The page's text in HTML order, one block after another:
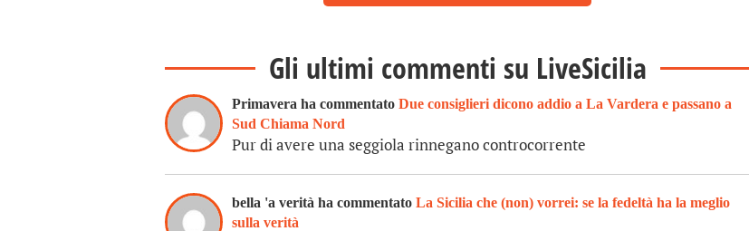
Gli ultimi commenti su LiveSicilia
Primavera ha commentato Due consiglieri dicono addio a La Vardera e passano a
Sud Chiama Nord
Pur di avere una seggiola rinnegano controcorrente
bella 'a verità ha commentato La Sicilia che (non) vorrei: se la fedeltà ha la meglio
sulla verità